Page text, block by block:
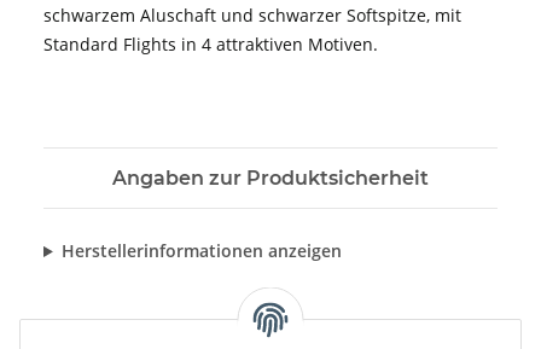
schwarzem Aluschaft und schwarzer Softspitze, mit
Standard Flights in 4 attraktiven Motiven.
Angaben zur Produktsicherheit
Herstellerinformationen anzeigen